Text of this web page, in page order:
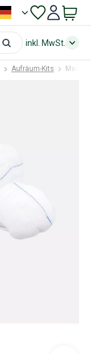
inkl. MwSt.
Aufräum-Kits